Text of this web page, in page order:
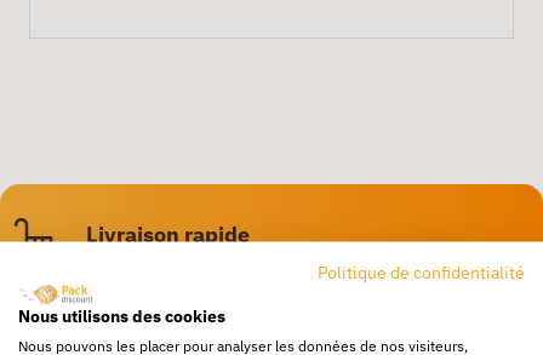
Livraison rapide
Livraison gratuite
Dès 250€ HT d’achat
Politique de confidentialité
Nous utilisons des cookies
Nous pouvons les placer pour analyser les données de nos visiteurs,